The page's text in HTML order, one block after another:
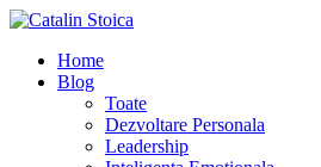
Home
Blog
Toate
Dezvoltare Personala
Leadership